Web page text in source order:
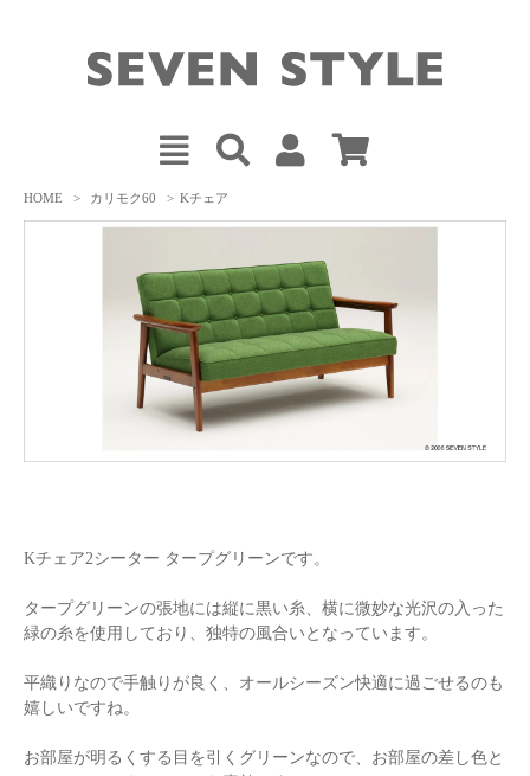
HOME > カリモク60 > Kチェア
Kチェア2シーター タープグリーンです。
タープグリーンの張地には縦に黒い糸、横に微妙な光沢の入った
緑の糸を使用しており、独特の風合いとなっています。
平織りなので手触りが良く、オールシーズン快適に過ごせるのも
嬉しいですね。
お部屋が明るくする目を引くグリーンなので、お部屋の差し色と